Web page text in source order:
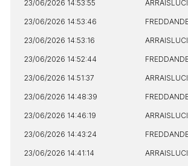
23/06/2026 14:53:55
23/06/2026 14:53:46
23/06/2026 14:53:16
23/06/2026 14:52:44
23/06/2026 14:51:37
23/06/2026 14:48:39
23/06/2026 14:46:19
23/06/2026 14:43:24
23/06/2026 14:41:14
(Art. 895, CPC)
Histórico de Propostas
Clique aqui para fazer login
propostas